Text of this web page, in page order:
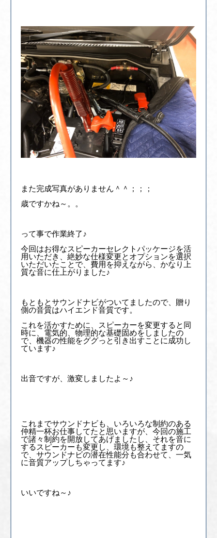
また完成写真がありません＾＾；；；
歳ですかね～。。
って事で作業終了♪
今回はお得なスピーカーセレクトパッケージを活
用いただき、絶妙な仕様変更とオプションを選択
いただいたことで、費用を抑えながら、かなり上
質な音に仕上がりました♪
もともとサウンドナビがついてましたので、贈り
側の音質はハイエンド音質です。
これを活かすために、スピーカーを変更すると同
時に、電気的、物理的な基礎固めをしましたの
で、機器の性能をググっと引き出すことに成功し
ています♪
出音ですが、激変しましたよ～♪
これまでサウンドナビも、いろいろな制約のある
仲精一杯お仕事してたと思いますが、今回の施工
で諸々制約を開放してあげましたし、それを音に
するスピーカーも変更し、環境も整えてますの
で、サウンドナビの潜在性能分も合わせて、一気
に音質アップしちゃってます♪
いいですね～♪